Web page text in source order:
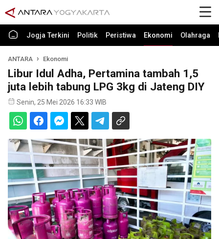
Jogja Terkini Politik Peristiwa Ekonomi Olahraga
ANTARA Ekonomi
Libur Idul Adha, Pertamina tambah 1,5
juta lebih tabung LPG 3kg di Jateng DIY
Senin, 25 Mei 2026 16:33 WIB